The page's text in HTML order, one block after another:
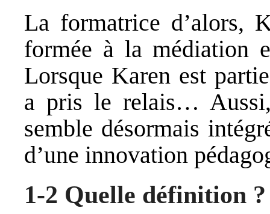
La formatrice d’alors,
formée à la médiation
Lorsque Karen est
a pris le relais… Aussi,
semble désormais
d’une innovation
1-2 Quelle définition ?